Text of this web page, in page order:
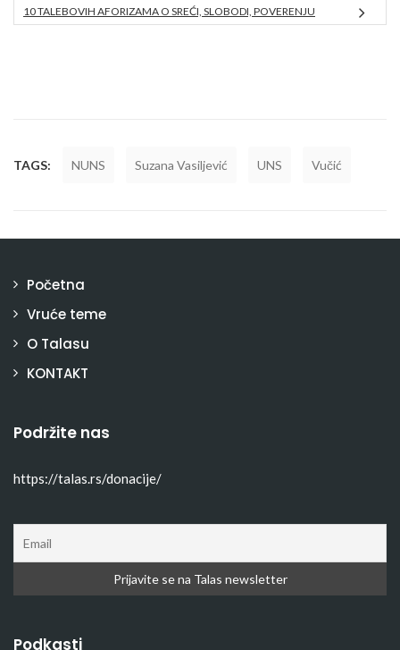
10 TALEBOVIH AFORIZAMA O SREĆI, SLOBODI, POVERENJU
TAGS: NUNS Suzana Vasiljević UNS Vučić
Početna
Vruće teme
O Talasu
KONTAKT
Podržite nas
https://talas.rs/donacije/
Podkasti